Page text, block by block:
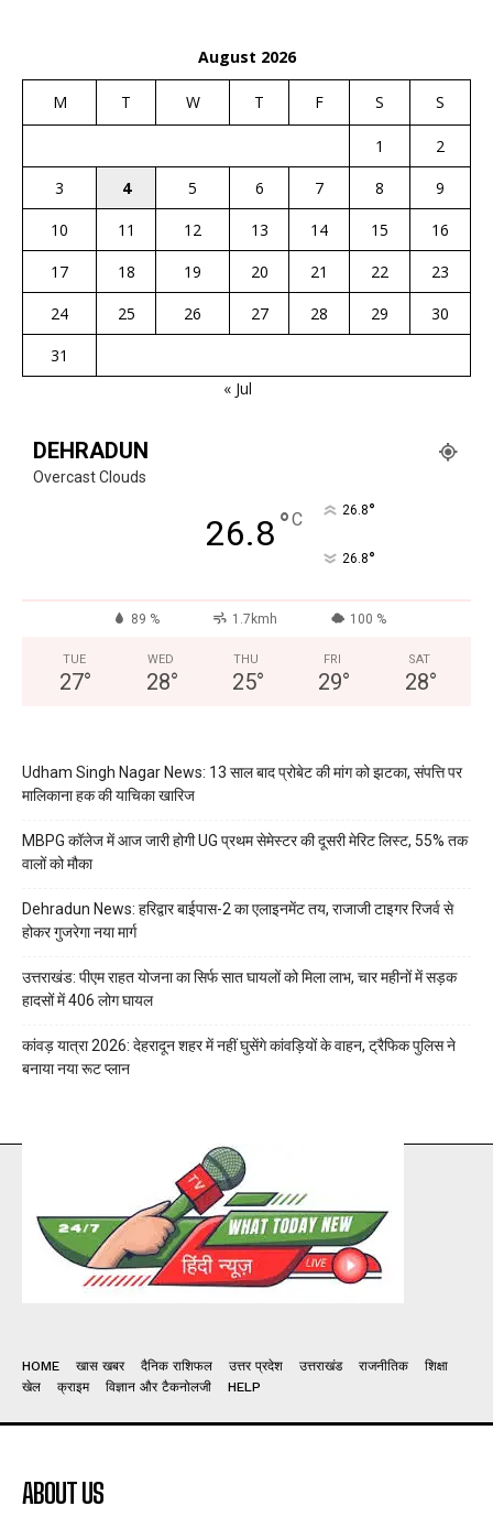
August 2026
M T W T F S S
1
2
3
4 5 6 7 8
9
10
11 12 13 14 15
16
17
18 19 20 21 22
23
24
25 26 27 28 29
30
31
« Jul
DEHRADUN
Overcast Clouds
26.8°C 26.8°
26.8°
89 % 1.7kmh 100 %
TUE
27°
WED
28°
THU
25°
FRI
29°
SAT
28°
Udham Singh Nagar News: 13 साल बाद प्रोबेट की मांग को झटका, संपत्ति पर
मालिकाना हक की याचिका खारिज
MBPG कॉलेज में आज जारी होगी UG प्रथम सेमेस्टर की दूसरी मेरिट लिस्ट, 55% तक
वालों को मौका
Dehradun News: हरिद्वार बाईपास-2 का एलाइनमेंट तय, राजाजी टाइगर रिजर्व से
होकर गुजरेगा नया मार्ग
उत्तराखंड: पीएम राहत योजना का सिर्फ सात घायलों को मिला लाभ, चार महीनों में सड़क
हादसों में 406 लोग घायल
कांवड़ यात्रा 2026: देहरादून शहर में नहीं घुसेंगे कांवड़ियों के वाहन, ट्रैफिक पुलिस ने
बनाया नया रूट प्लान
HOME खास खबर दैनिक राशिफल उत्तर प्रदेश उत्तराखंड राजनीतिक
शिक्षा
खेल
क्राइम विज्ञान और टैकनोलजी HELP
ABOUT US